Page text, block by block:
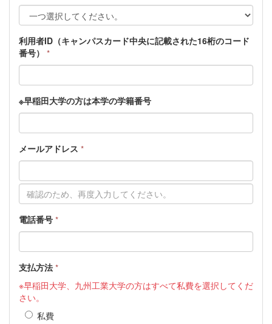
利用者ID（キャンパスカード中央に記載された16桁のコード
番号） *
※早稲田大学の方は本学の学籍番号
メールアドレス *
電話番号 *
支払方法 *
※早稲田大学、九州工業大学の方はすべて私費を選択してくだ
さい。
私費